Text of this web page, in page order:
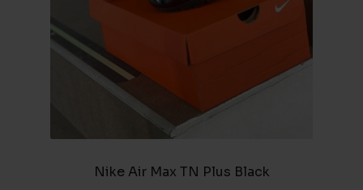
Nike Air Max TN Plus Black